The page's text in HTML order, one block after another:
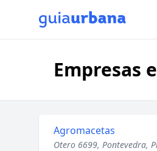
Empresas
Agromacetas
Otero 6699, Pontevedra,